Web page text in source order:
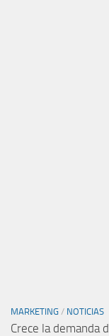
MARKETING / NOTICIAS
Crece la demanda